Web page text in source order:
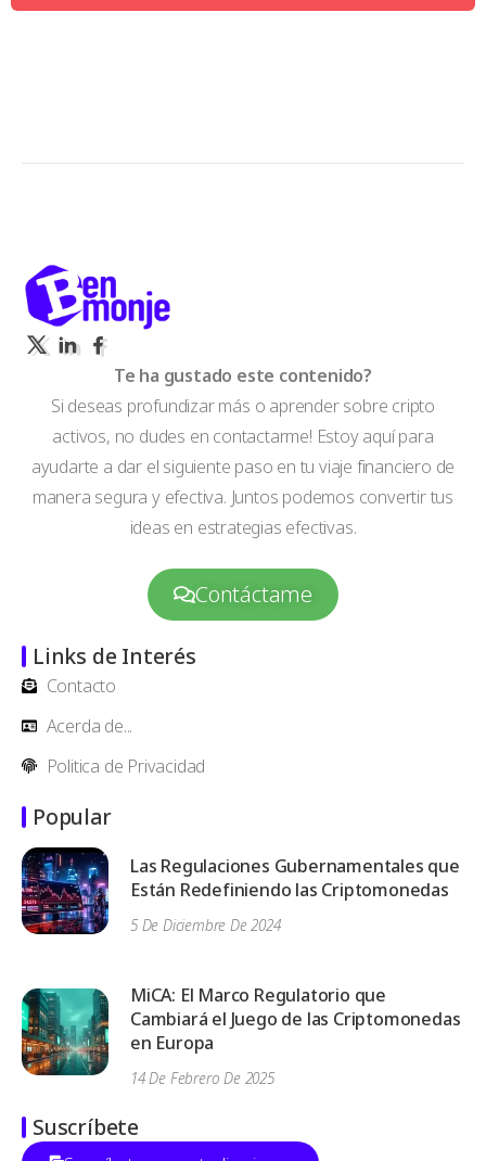
Te ha gustado este contenido?
Si deseas profundizar más o aprender sobre cripto
activos, no dudes en contactarme! Estoy aquí para
ayudarte a dar el siguiente paso en tu viaje financiero de
manera segura y efectiva. Juntos podemos convertir tus
ideas en estrategias efectivas.
Contáctame
Links de Interés
Contacto
Acerda de...
Politica de Privacidad
Popular
Las Regulaciones Gubernamentales que
Están Redefiniendo las Criptomonedas
5 De Diciembre De 2024
MiCA: El Marco Regulatorio que
Cambiará el Juego de las Criptomonedas
en Europa
14 De Febrero De 2025
Suscríbete